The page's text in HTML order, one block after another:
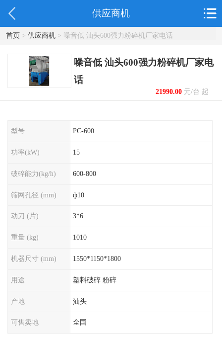
供应商机
首页> 供应商机> 噪音低 汕头600强力粉碎机厂家电话
噪音低 汕头600强力粉碎机厂家电
话
21990.00元/台 起
型号 PC-600
功率(kW) 15
破碎能力(kg/h) 600-800
筛网孔径 (mm) ф10
动刀 (片) 3*6
重量 (kg) 1010
机器尺寸 (mm) 1550*1150*1800
用途 塑料破碎 粉碎
产地 汕头
可售卖地 全国